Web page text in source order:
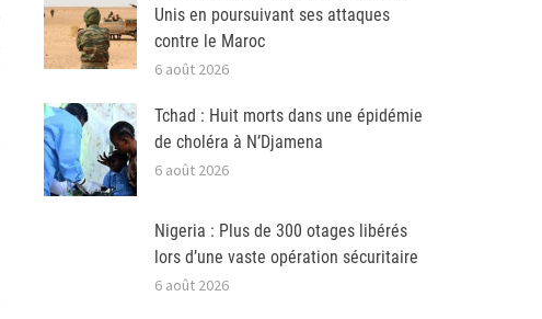
Unis en poursuivant ses attaques
contre le Maroc
6 août 2026
Tchad : Huit morts dans une épidémie
de choléra à N’Djamena
6 août 2026
Nigeria : Plus de 300 otages libérés
lors d’une vaste opération sécuritaire
6 août 2026